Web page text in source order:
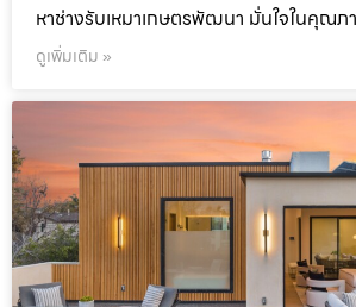
หาช่างรับเหมาเกษตรพัฒนา มั่นใจในคุณภ
ดูเพิ่มเติม »